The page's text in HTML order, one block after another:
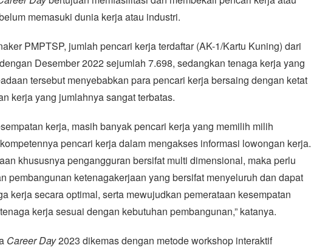
memasuki dunia kerja atau industri.
PMPTSP, jumlah pencari kerja terdaftar (AK-1/Kartu Kuning) dari
Desember 2022 sejumlah 7.698, sedangkan tenaga kerja yang
tersebut menyebabkan para pencari kerja bersaing dengan ketat
kerja yang jumlahnya sangat terbatas.
kerja, masih banyak pencari kerja yang memilih milih
pencari kerja dalam mengakses informasi lowongan kerja.
khususnya pengangguran bersifat multi dimensional, maka perlu
pembangunan ketenagakerjaan yang bersifat menyeluruh dan dapat
kerja secara optimal, serta mewujudkan pemerataan kesempatan
kerja sesuai dengan kebutuhan pembangunan,” katanya.
Career Day2023 dikemas dengan metode workshop interaktif